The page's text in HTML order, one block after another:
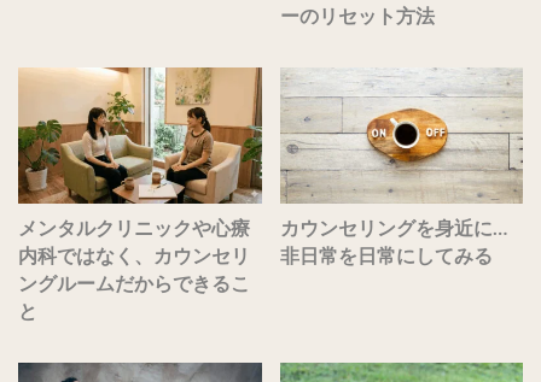
ーのリセット方法
メンタルクリニックや心療
内科ではなく、カウンセリ
ングルームだからできるこ
と
カウンセリングを身近に…
非日常を日常にしてみる